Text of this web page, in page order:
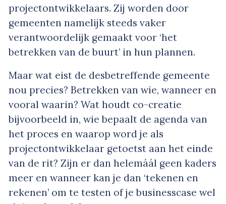
projectontwikkelaars. Zij worden door
gemeenten namelijk steeds vaker
verantwoordelijk gemaakt voor ‘het
betrekken van de buurt’ in hun plannen.
Maar wat eist de desbetreffende gemeente
nou precies? Betrekken van wie, wanneer en
vooral waarin? Wat houdt co-creatie
bijvoorbeeld in, wie bepaalt de agenda van
het proces en waarop word je als
projectontwikkelaar getoetst aan het einde
van de rit? Zijn er dan helemáál geen kaders
meer en wanneer kan je dan ‘tekenen en
rekenen’ om te testen of je businesscase wel